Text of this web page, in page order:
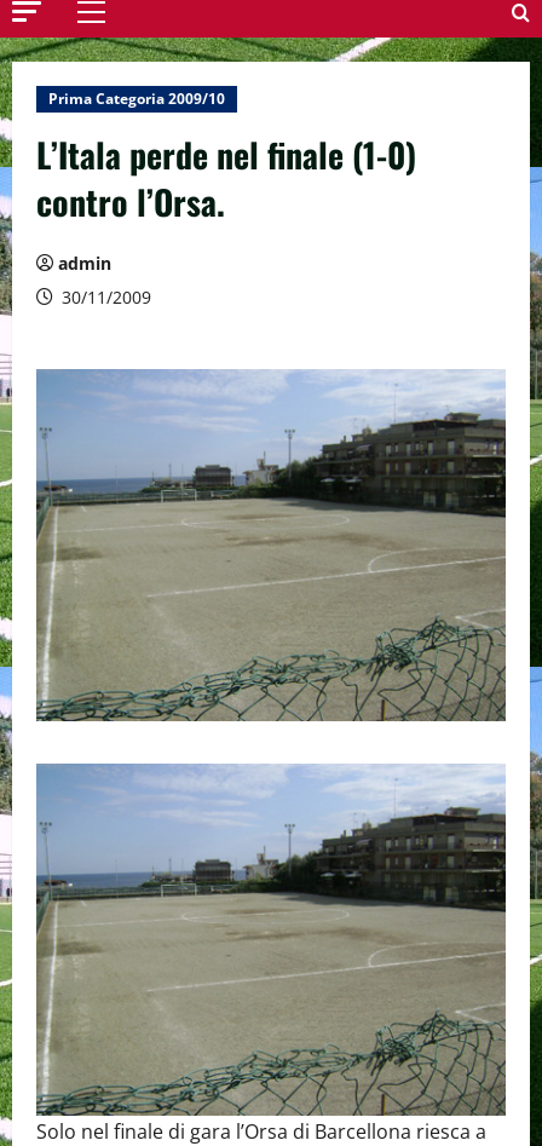
Menu
principale
Prima Categoria 2009/10
L’Itala perde nel finale (1-0)
contro l’Orsa.
admin
30/11/2009
Solo nel finale di gara l’Orsa di Barcellona riesca a